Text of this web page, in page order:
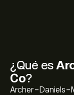
¿Qué es
Co?
Archer-Daniels-